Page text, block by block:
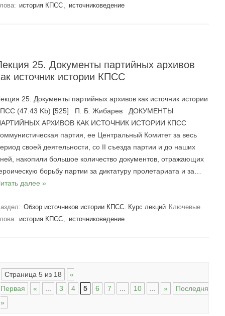
история КПСС , источниковедение
25. Документы партийных архивов
источник истории КПСС
25. Документы партийных архивов как источник истории
(47.43 Kb) [525] П. Б. Жибарев ДОКУМЕНТЫ
АРХИВОВ КАК ИСТОЧНИК ИСТОРИИ КПСС
партия, ее Центральный Комитет за весь
своей деятельности, со II съезда партии и до наших
накопили большое количество документов, отражающих
борьбу партии за диктатуру пролетариата и за…
далее »
Обзор источников истории КПСС. Курс лекций Ключевые
история КПСС , источниковедение
Навигация по записям
Страница 5 из 18
«
Первая
« 3 4 5 6 7 10 »
Последняя
»